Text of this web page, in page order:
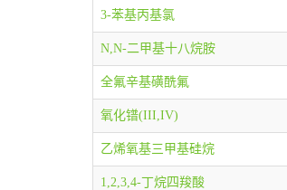
3-苯基丙基氯
N,N-二甲基十八烷胺
全氟辛基磺酰氟
氧化镨(III,IV)
乙烯氧基三甲基硅烷
1,2,3,4-丁烷四羧酸